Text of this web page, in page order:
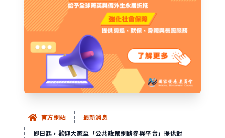
官方網站
最新消息
即日起，歡迎大家至「公共政策網路參與平台」提供對